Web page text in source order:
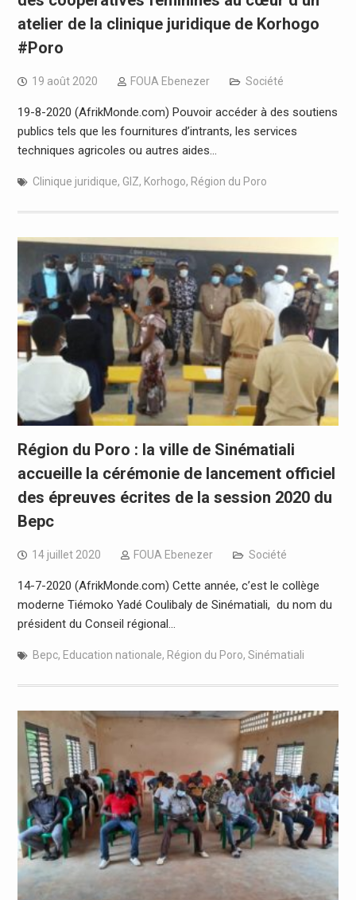
atelier de la clinique juridique de Korhogo
#Poro
19 août 2020 FOUA Ebenezer Société
19-8-2020 (AfrikMonde.com) Pouvoir accéder à des soutiens
publics tels que les fournitures d’intrants, les services
techniques agricoles ou autres aides…
Clinique juridique, GIZ, Korhogo, Région du Poro
Région du Poro : la ville de Sinématiali
accueille la cérémonie de lancement officiel
des épreuves écrites de la session 2020 du
Bepc
14 juillet 2020 FOUA Ebenezer Société
14-7-2020 (AfrikMonde.com) Cette année, c’est le collège
moderne Tiémoko Yadé Coulibaly de Sinématiali, du nom du
président du Conseil régional…
Bepc, Education nationale, Région du Poro, Sinématiali